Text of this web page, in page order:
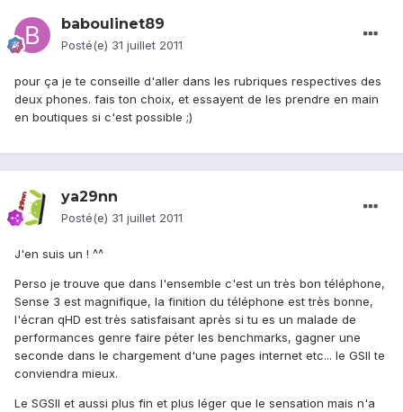
baboulinet89
Posté(e) 31 juillet 2011
pour ça je te conseille d'aller dans les rubriques respectives des
deux phones. fais ton choix, et essayent de les prendre en main
en boutiques si c'est possible ;)
ya29nn
Posté(e) 31 juillet 2011
J'en suis un ! ^^
Perso je trouve que dans l'ensemble c'est un très bon téléphone,
Sense 3 est magnifique, la finition du téléphone est très bonne,
l'écran qHD est très satisfaisant après si tu es un malade de
performances genre faire péter les benchmarks, gagner une
seconde dans le chargement d'une pages internet etc... le GSII te
conviendra mieux.
Le SGSII et aussi plus fin et plus léger que le sensation mais n'a